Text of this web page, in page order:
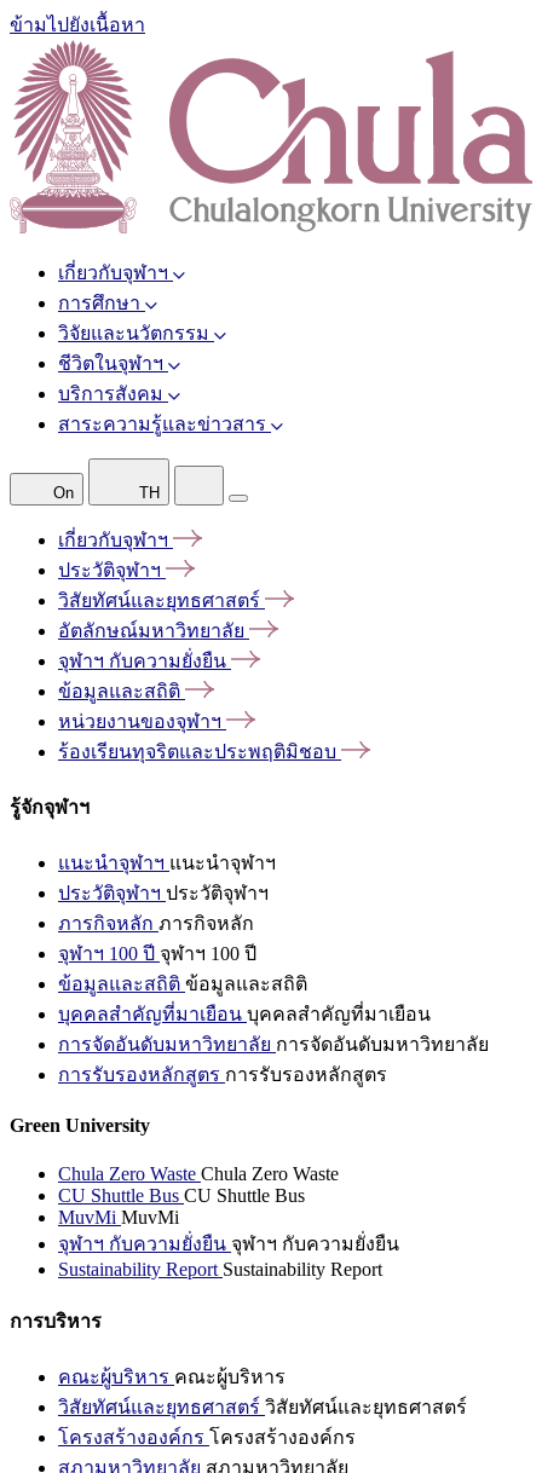
ข้ามไปยังเนื้อหา
เกี่ยวกับจุฬาฯ
การศึกษา
วิจัยและนวัตกรรม
ชีวิตในจุฬาฯ
บริการสังคม
สาระความรู้และข่าวสาร
On TH
เกี่ยวกับจุฬาฯ
ประวัติจุฬาฯ
วิสัยทัศน์และยุทธศาสตร์
อัตลักษณ์มหาวิทยาลัย
จุฬาฯ กับความยั่งยืน
ข้อมูลและสถิติ
หน่วยงานของจุฬาฯ
ร้องเรียนทุจริตและประพฤติมิชอบ
รู้จักจุฬาฯ
แนะนำจุฬาฯ แนะนำจุฬาฯ
ประวัติจุฬาฯ ประวัติจุฬาฯ
ภารกิจหลัก ภารกิจหลัก
จุฬาฯ 100 ปี จุฬาฯ 100 ปี
ข้อมูลและสถิติ ข้อมูลและสถิติ
บุคคลสำคัญที่มาเยือน บุคคลสำคัญที่มาเยือน
การจัดอันดับมหาวิทยาลัย การจัดอันดับมหาวิทยาลัย
การรับรองหลักสูตร การรับรองหลักสูตร
Green University
Chula Zero Waste Chula Zero Waste
CU Shuttle Bus CU Shuttle Bus
MuvMi MuvMi
จุฬาฯ กับความยั่งยืน จุฬาฯ กับความยั่งยืน
Sustainability Report Sustainability Report
การบริหาร
คณะผู้บริหาร คณะผู้บริหาร
วิสัยทัศน์และยุทธศาสตร์ วิสัยทัศน์และยุทธศาสตร์
โครงสร้างองค์กร โครงสร้างองค์กร
สภามหาวิทยาลัย สภามหาวิทยาลัย